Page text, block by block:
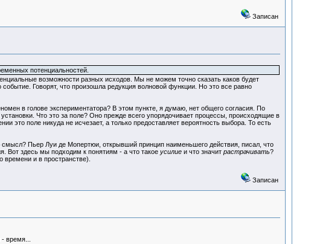
Записан
потенциальностей.
возможности разных исходов. Мы не можем точно сказать каков будет
Говорят, что произошла редукция волновой функции. Но это все равно
в голове экспериментатора? В этом пункте, я думаю, нет общего согласия. По
Что это за поле? Оно прежде всего упорядочивает процессы, происходящие в
это поле никуда не исчезает, а только предоставляет вероятность выбора. То есть
Пьер Луи де Мопертюи, открывший принцип наименьшего действия, писал, что
Вот здесь мы подходим к понятиям - а что такое усилиеи что значит растрачивать?
времени и в пространстве).
Записан
время...